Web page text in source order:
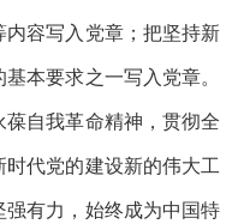
容写入党章；把坚持新
本要求之一写入党章。
自我革命精神，贯彻全
代党的建设新的伟大工
有力，始终成为中国特